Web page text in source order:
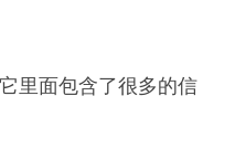
里面包含了很多的信